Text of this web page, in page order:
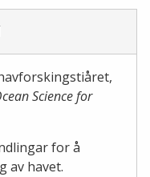
Science for
for å
av havet.